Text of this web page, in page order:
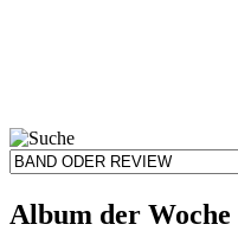
Album der Woche